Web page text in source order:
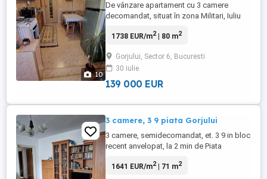
10
De vânzare apartament cu 3 camere
decomandat, situat în zona Militari, Iuliu
aude zgomotul de la bulevard. Este
grădiniță, școală nr.157, la 5 minute de
Piață Gorjului și metrou. Se afla la 1 minut
de mers pe jos de stația ...
1738 EUR/m2| 80 m2
Gorjului, Sector 6, Bucuresti
30 iulie
139 000 EUR
3 camere, 3 9 piata Gorjului
3 camere, semidecomandat, et. 3 9 in bloc
recent anvelopat, la 2 min de Piata
Apartamentul are ferestre cu tamplarie si
1641 EUR/m2| 71 m2